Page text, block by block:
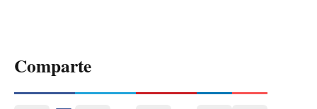
Comparte